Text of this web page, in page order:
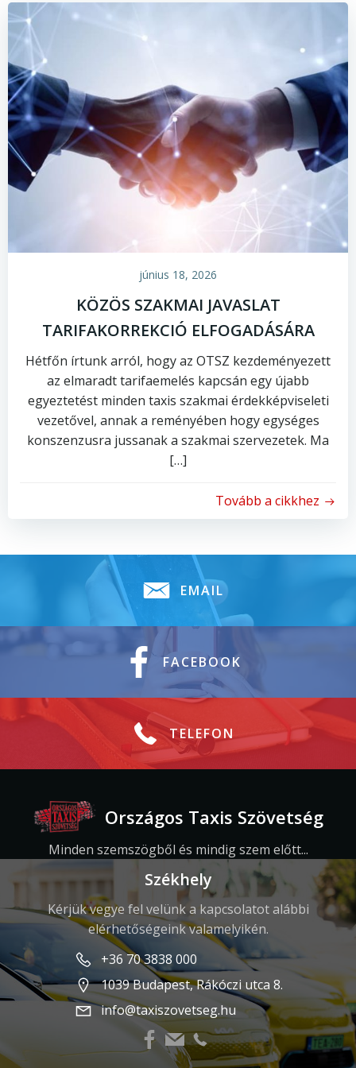
június 18, 2026
KÖZÖS SZAKMAI JAVASLAT
TARIFAKORREKCIÓ ELFOGADÁSÁRA
Hétfőn írtunk arról, hogy az OTSZ kezdeményezett
az elmaradt tarifaemelés kapcsán egy újabb
egyeztetést minden taxis szakmai érdekképviseleti
vezetővel, annak a reményében hogy egységes
konszenzusra jussanak a szakmai szervezetek. Ma
[…]
Tovább a cikkhez
EMAIL
FACEBOOK
TELEFON
Országos Taxis Szövetség
Minden szemszögből és mindig szem előtt...
Székhely
Kérjük vegye fel velünk a kapcsolatot alábbi
elérhetőségeink valamelyikén.
+36 70 3838 000
1039 Budapest, Rákóczi utca 8.
info@taxiszovetseg.hu